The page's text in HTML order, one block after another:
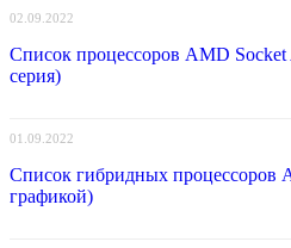
02.09.2022
Список процессоров AMD
серия)
01.09.2022
Список гибридных процессоров
графикой)